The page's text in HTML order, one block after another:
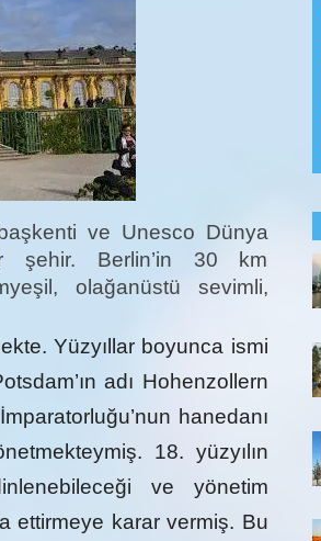
ve Unesco Dünya
şehir. Berlin’in 30 km
olağanüstü sevimli,
Yüzyıllar boyunca ismi
adı Hohenzollern
hanedanı
18. yüzyılın
ve yönetim
ettirmeye karar vermiş. Bu